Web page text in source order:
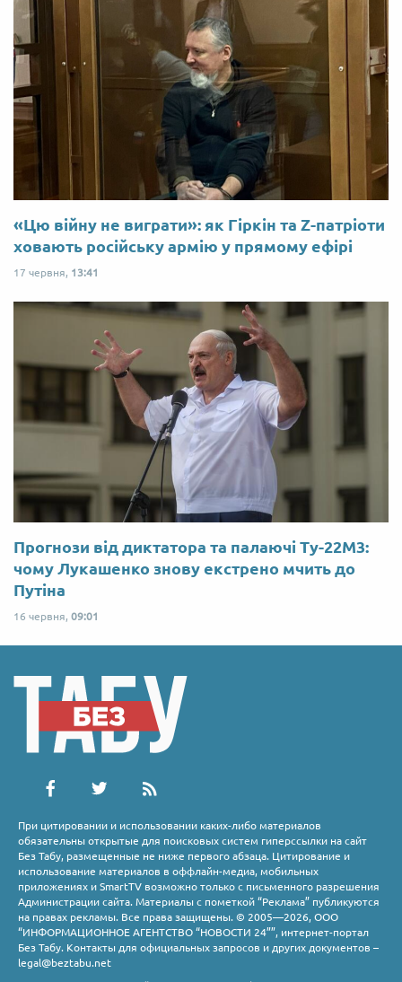
«Цю війну не виграти»: як Гіркін та Z-патріоти
ховають російську армію у прямому ефірі
17 червня, 13:41
Прогнози від диктатора та палаючі Ту-22М3:
чому Лукашенко знову екстрено мчить до
Путіна
16 червня, 09:01
При цитировании и использовании каких-либо материалов
обязательны открытые для поисковых систем гиперссылки на сайт
Без Табу, размещенные не ниже первого абзаца. Цитирование и
использование материалов в оффлайн-медиа, мобильных
приложениях и SmartTV возможно только с письменного разрешения
Администрации сайта. Материалы с пометкой “Реклама” публикуются
на правах рекламы. Все права защищены. © 2005—2026, ООО
“ИНФОРМАЦИОННОЕ АГЕНТСТВО “НОВОСТИ 24””, интернет-портал
Без Табу. Контакты для официальных запросов и других документов –
legal@beztabu.net